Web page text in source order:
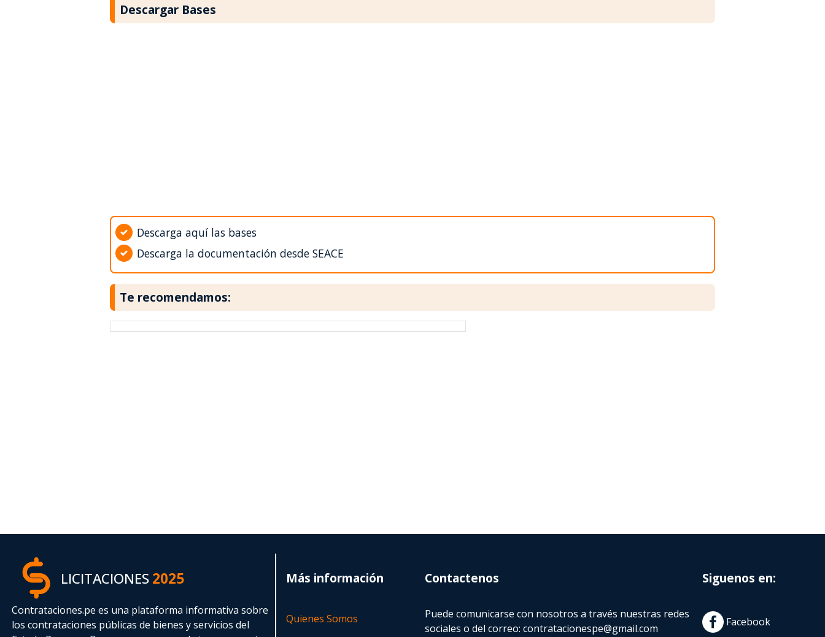
Descargar Bases
Descarga aquí las bases
Descarga la documentación desde SEACE
Te recomendamos:
LICITACIONES2025
Contrataciones.pe es una plataforma informativa sobre
los contrataciones públicas de bienes y servicios del
Más información
Quienes Somos
Contactenos
Puede comunicarse con nosotros a través nuestras redes
sociales o del correo:contratacionespe@gmail.com
Siguenos en:
Facebook